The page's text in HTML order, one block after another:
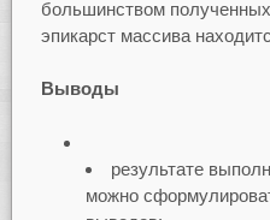
большинством
эпикарст массива
Выводы
результате
можно